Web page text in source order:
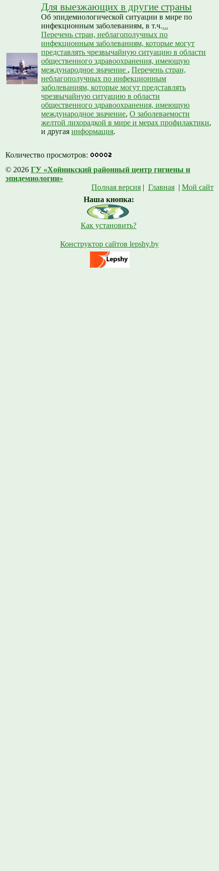
Для выезжающих в другие страны
Об эпидемиологической ситуации в мире по
инфекционным заболеваниям, в т.ч....
Перечень стран, неблагополучных по
инфекционным заболеваниям, которые могут
представлять чрезвычайную ситуацию в области
общественного здравоохранения, имеющую
международное значение ,Перечень стран,
неблагополучных по инфекционным
заболеваниям, которые могут представлять
чрезвычайную ситуацию в области
общественного здравоохранения, имеющую
международное значение,О заболеваемости
желтой лихорадкой в мире и мерах профилактики,
и другаяинформация.
Количество просмотров:
© 2026ГУ «Хойникский районный центр гигиены и
эпидемиологии»
Полная версия| Главная| Мой сайт
Наша кнопка:
Как установить?
Конструктор сайтов lepshy.by